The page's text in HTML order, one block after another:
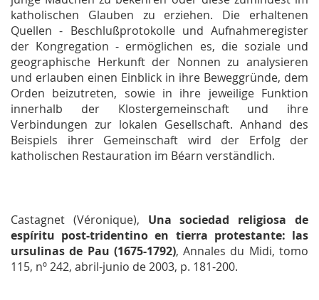
katholischen Glauben zu erziehen. Die erhaltenen
Quellen - Beschlußprotokolle und Aufnahmeregister
der Kongregation - ermöglichen es, die soziale und
geographische Herkunft der Nonnen zu analysieren
und erlauben einen Einblick in ihre Beweggründe, dem
Orden beizutreten, sowie in ihre jeweilige Funktion
innerhalb der Klostergemeinschaft und ihre
Verbindungen zur lokalen Gesellschaft. Anhand des
Beispiels ihrer Gemeinschaft wird der Erfolg der
katholischen Restauration im Béarn verständlich.
Castagnet (Véronique), Una sociedad religiosa de
espíritu post-tridentino en tierra protestante: las
ursulinas de Pau (1675-1792),Annales du Midi, tomo
115, nº 242, abril-junio de 2003, p. 181-200.